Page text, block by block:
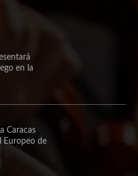
en la
Caracas
Europeo de